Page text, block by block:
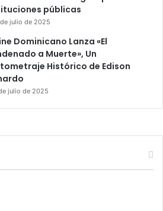
públicas
julio de 2025
Dominicano Lanza «El
a Muerte», Un
Histórico de Edison
julio de 2025